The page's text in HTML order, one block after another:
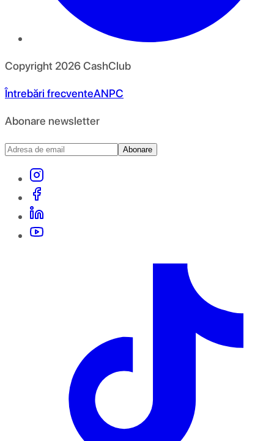
Copyright 2026CashClub
Întrebări frecventeANPC
Abonare newsletter
Abonare